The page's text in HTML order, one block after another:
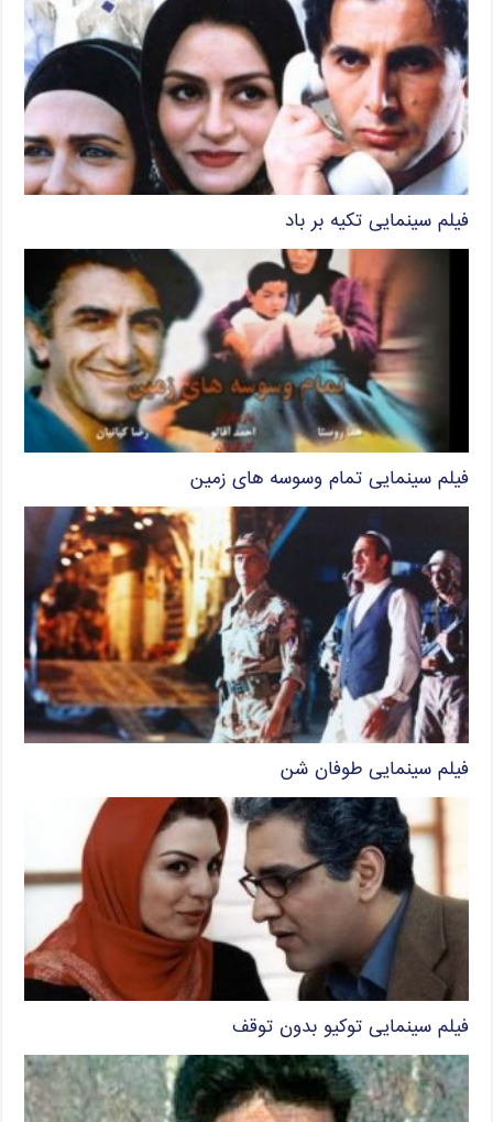
فیلم سینمایی تکیه بر باد
فیلم سینمایی تمام وسوسه های زمین
فیلم سینمایی طوفان شن
فیلم سینمایی توکیو بدون توقف